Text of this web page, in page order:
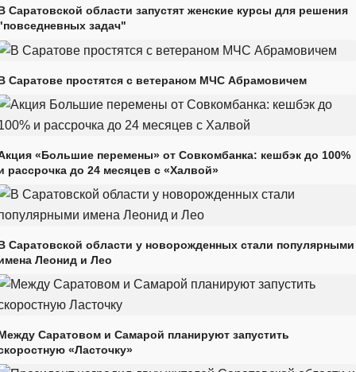
Саратовской области запустят женские курсы для решения
задач"
Саратове простятся с ветераном МЧС Абрамовичем
«Большие перемены» от Совкомбанка: кешбэк до 100%
рассрочка до 24 месяцев с «Халвой»
Саратовской области у новорожденных стали популярными
Леонид и Лео
Саратовом и Самарой планируют запустить
«Ласточку»